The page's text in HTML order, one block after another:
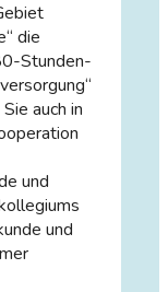
die
Stunden-
auch in
und
und